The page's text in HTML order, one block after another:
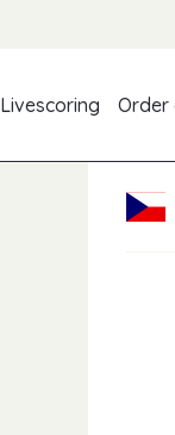
Livescoring
Order